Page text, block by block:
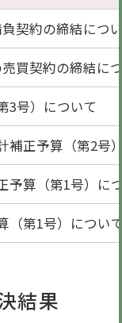
契約の締結につ
買契約の締結に
3号）について
補正予算（第2号
予算（第1号）に
（第1号）につい
結果